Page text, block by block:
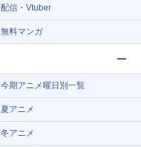
配信・Vtuber
無料マンガ
今期アニメ曜日別一覧
夏アニメ
冬アニメ